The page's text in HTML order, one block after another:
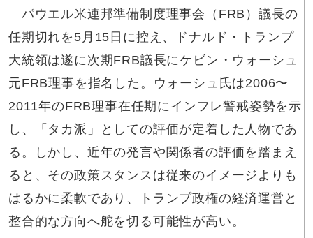
パウエル米連邦準備制度理事会（FRB）議長の
任期切れを5月15日に控え、ドナルド・トランプ
大統領は遂に次期FRB議長にケビン・ウォーシュ
元FRB理事を指名した。ウォーシュ氏は2006〜
2011年のFRB理事在任期にインフレ警戒姿勢を示
し、「タカ派」としての評価が定着した人物であ
る。しかし、近年の発言や関係者の評価を踏まえ
ると、その政策スタンスは従来のイメージよりも
はるかに柔軟であり、トランプ政権の経済運営と
整合的な方向へ舵を切る可能性が高い。